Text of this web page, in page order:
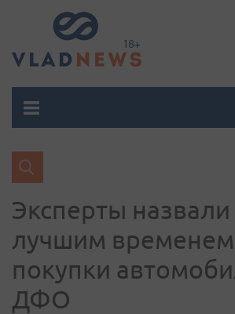
Эксперты назвали
лучшим
покупки
ДФО